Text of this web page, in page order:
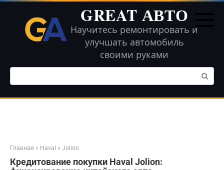
Перейти
контенту
GREAT АВТО
Научитесь ремонтировать и
улучшать автомобиль
своими руками
Поиск:
Главная » Haval » Jolion
Кредитование покупки Haval Jolion: